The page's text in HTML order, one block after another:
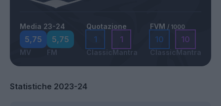
Media 23-24
5,75
MV
5,75
FM
Quotazione
1
Classic
1
Mantra
FVM / 1000
10
Classic
10
Mantra
Statistiche 2023-24